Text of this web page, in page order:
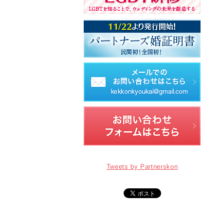
Tweets by Partnerskon